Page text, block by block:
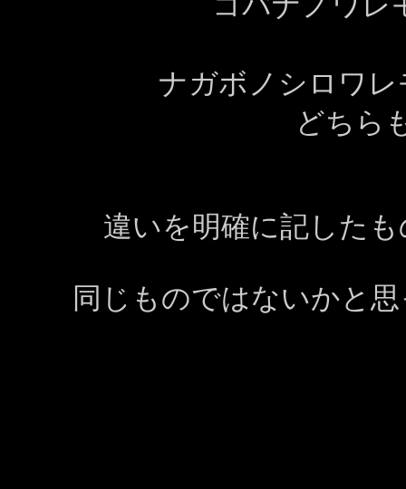
ナガボノシロワ
どちら
違いを明確に記した
同じものではないかと